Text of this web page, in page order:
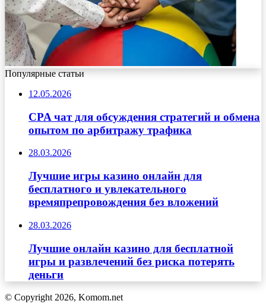
Популярные статьи
12.05.2026
CPA чат для обсуждения стратегий и обмена
опытом по арбитражу трафика
28.03.2026
Лучшие игры казино онлайн для
бесплатного и увлекательного
времяпрепровождения без вложений
28.03.2026
Лучшие онлайн казино для бесплатной
игры и развлечений без риска потерять
деньги
© Copyright 2026, Komom.net